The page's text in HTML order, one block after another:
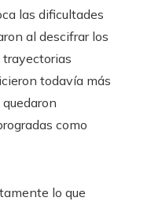
las dificultades
al descifrar los
trayectorias
todavía más
como
lo que